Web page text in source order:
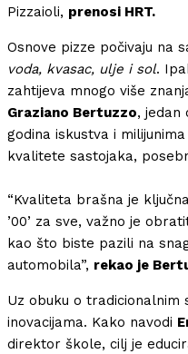
Pizzaioli, prenosi HRT.
Osnove pizze počivaju na
voda, kvasac, ulje i sol.
zahtijeva mnogo više
Graziano Bertuzzo, jedan
godina iskustva i
kvalitete sastojaka,
“Kvaliteta brašna je
’00’ za sve, važno je
kao što biste pazili na
automobila”, rekao je
Uz obuku o tradicionalnim
inovacijama. Kako navodi
direktor škole, cilj je